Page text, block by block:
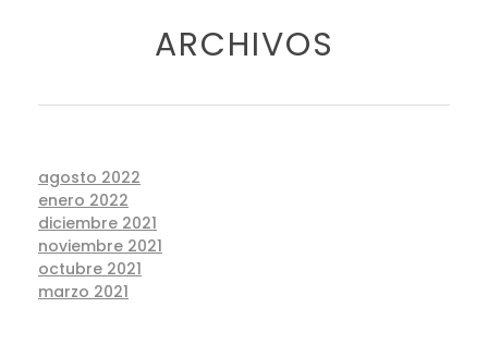
ARCHIVOS
agosto 2022
enero 2022
diciembre 2021
noviembre 2021
octubre 2021
marzo 2021